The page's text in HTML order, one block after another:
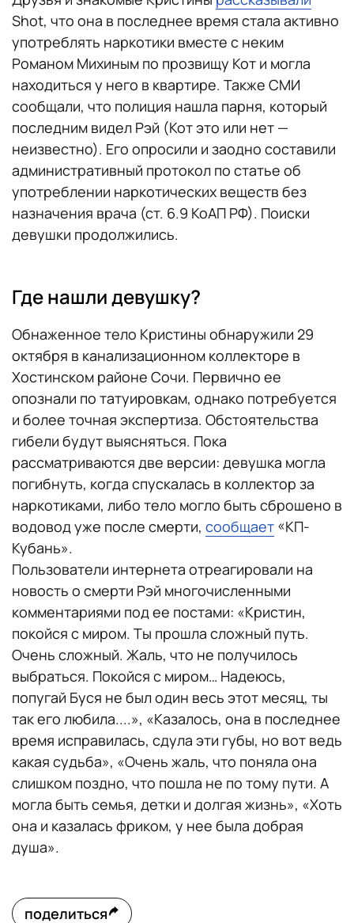
Shot, что она в последнее время стала активно
употреблять наркотики вместе с неким
Романом Михиным по прозвищу Кот и могла
находиться у него в квартире. Также СМИ
сообщали, что полиция нашла парня, который
последним видел Рэй (Кот это или нет —
неизвестно). Его опросили и заодно составили
административный протокол по статье об
употреблении наркотических веществ без
назначения врача (ст. 6.9 КоАП РФ). Поиски
девушки продолжились.
Где нашли девушку?
Обнаженное тело Кристины обнаружили 29
октября в канализационном коллекторе в
Хостинском районе Сочи. Первично ее
опознали по татуировкам, однако потребуется
и более точная экспертиза. Обстоятельства
гибели будут выясняться. Пока
рассматриваются две версии: девушка могла
погибнуть, когда спускалась в коллектор за
наркотиками, либо тело могло быть сброшено в
водовод уже после смерти, сообщает «КП-
Кубань».
Пользователи интернета отреагировали на
новость о смерти Рэй многочисленными
комментариями под ее постами: «Кристин,
покойся с миром. Ты прошла сложный путь.
Очень сложный. Жаль, что не получилось
выбраться. Покойся с миром… Надеюсь,
попугай Буся не был один весь этот месяц, ты
так его любила....», «Казалось, она в последнее
время исправилась, сдула эти губы, но вот ведь
какая судьба», «Очень жаль, что поняла она
слишком поздно, что пошла не по тому пути. А
могла быть семья, детки и долгая жизнь», «Хоть
она и казалась фриком, у нее была добрая
душа».
поделиться